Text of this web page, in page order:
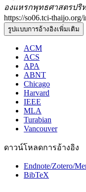
องแหรกพุทธศาสตรปริ
https://so06.tci-
รูปแบบการอ้างอิงเพิ่มเติม
ACM
ACS
APA
ABNT
Chicago
Harvard
IEEE
MLA
Turabian
Vancouver
ดาวน์โหลดการอ้างอิง
Endnote/Zotero/
BibTeX